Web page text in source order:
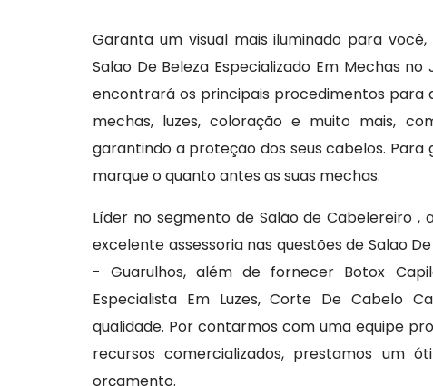
Garanta um visual mais iluminado para
Salao De Beleza Especializado Em Mechas
encontrará os principais procedimentos para
mechas, luzes, coloração e muito mais,
garantindo a proteção dos seus cabelos.
marque o quanto antes as suas mechas.
Líder no segmento de Salão de Cabelereiro ,
excelente assessoria nas questões de Salao
- Guarulhos, além de fornecer Botox
Especialista Em Luzes, Corte De Cabelo
qualidade. Por contarmos com uma equipe
recursos comercializados, prestamos um
orçamento.